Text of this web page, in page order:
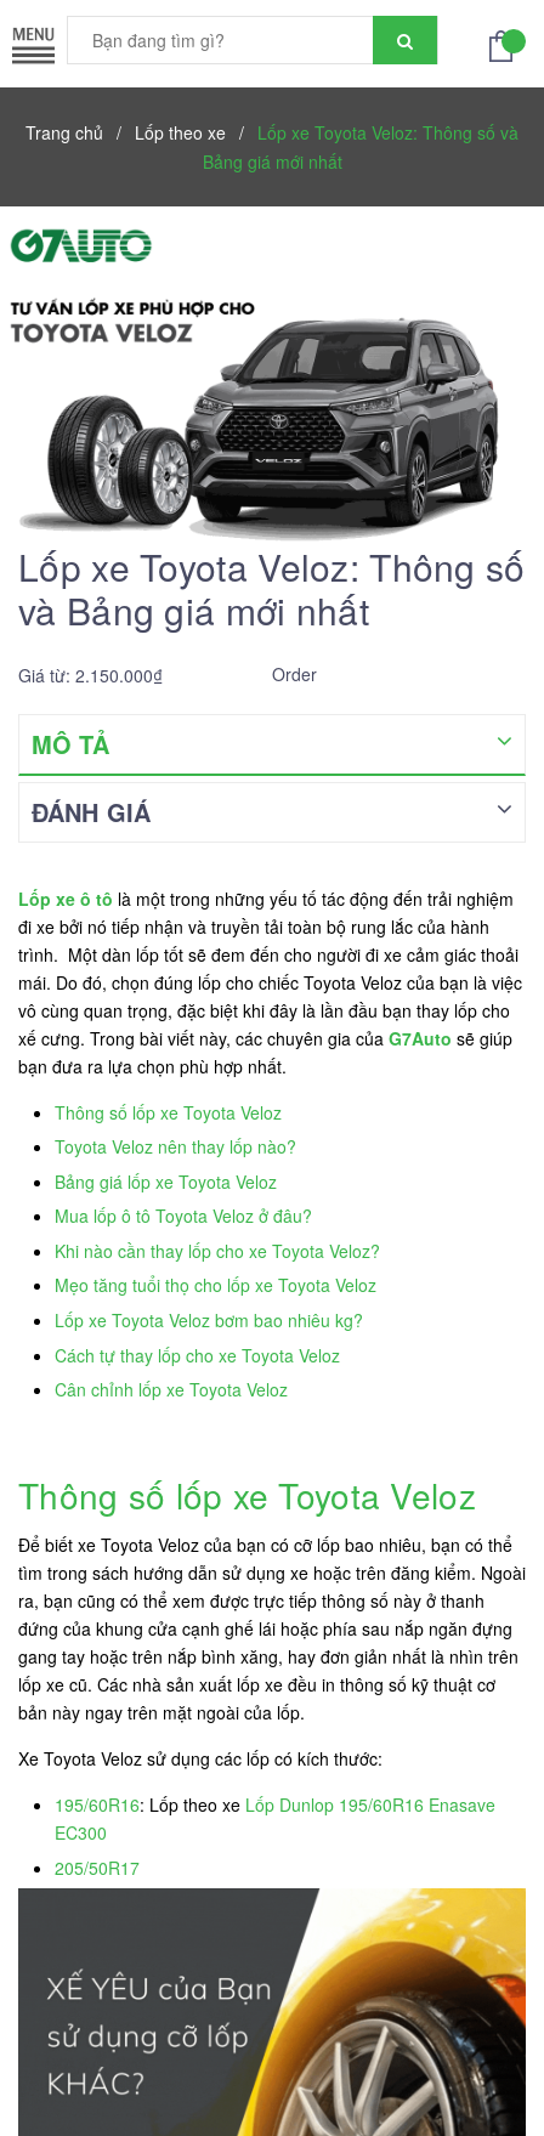
Trang chủ / Lốp theo xe / Lốp xe Toyota Veloz: Thông số và
Bảng giá mới nhất
Lốp xe Toyota Veloz: Thông số
và Bảng giá mới nhất
Giá từ: 2.150.000₫ Order
MÔ TẢ
ĐÁNH GIÁ
Lốp xe ô tô là một trong những yếu tố tác động đến trải nghiệm
đi xe bởi nó tiếp nhận và truyền tải toàn bộ rung lắc của hành
trình. Một dàn lốp tốt sẽ đem đến cho người đi xe cảm giác thoải
mái. Do đó, chọn đúng lốp cho chiếc Toyota Veloz của bạn là việc
vô cùng quan trọng, đặc biệt khi đây là lần đầu bạn thay lốp cho
xế cưng. Trong bài viết này, các chuyên gia của G7Auto sẽ giúp
bạn đưa ra lựa chọn phù hợp nhất.
Thông số lốp xe Toyota Veloz
Toyota Veloz nên thay lốp nào?
Bảng giá lốp xe Toyota Veloz
Mua lốp ô tô Toyota Veloz ở đâu?
Khi nào cần thay lốp cho xe Toyota Veloz?
Mẹo tăng tuổi thọ cho lốp xe Toyota Veloz
Lốp xe Toyota Veloz bơm bao nhiêu kg?
Cách tự thay lốp cho xe Toyota Veloz
Cân chỉnh lốp xe Toyota Veloz
Thông số lốp xe Toyota Veloz
Để biết xe Toyota Veloz của bạn có cỡ lốp bao nhiêu, bạn có thể
tìm trong sách hướng dẫn sử dụng xe hoặc trên đăng kiểm. Ngoài
ra, bạn cũng có thể xem được trực tiếp thông số này ở thanh
đứng của khung cửa cạnh ghế lái hoặc phía sau nắp ngăn đựng
gang tay hoặc trên nắp bình xăng, hay đơn giản nhất là nhìn trên
lốp xe cũ. Các nhà sản xuất lốp xe đều in thông số kỹ thuật cơ
bản này ngay trên mặt ngoài của lốp.
Xe Toyota Veloz sử dụng các lốp có kích thước:
195/60R16: Lốp theo xe Lốp Dunlop 195/60R16 Enasave
EC300
205/50R17